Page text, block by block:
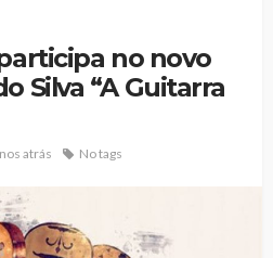
no novo
Silva “A Guitarra
atrás No tags